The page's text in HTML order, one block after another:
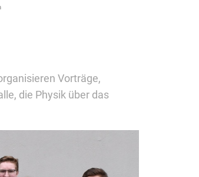
Vorträge,
die Physik über das